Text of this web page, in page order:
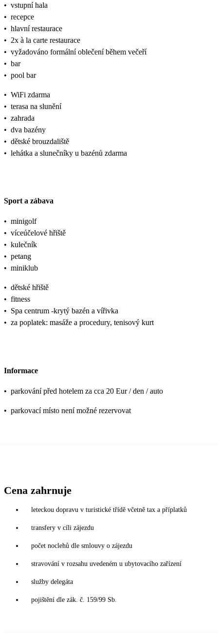
• vstupní hala
• recepce
• hlavní restaurace
• 2x à la carte restaurace
• vyžadováno formální oblečení během večeří
• bar
• pool bar
• WiFi zdarma
• terasa na slunění
• zahrada
• dva bazény
• dětské brouzdaliště
• lehátka a slunečníky u bazénů zdarma
Sport a zábava
• minigolf
• víceúčelové hřiště
• kulečník
• petang
• miniklub
• dětské hřiště
• fitness
• Spa centrum -krytý bazén a vířivka
• za poplatek: masáže a procedury, tenisový kurt
Informace
• parkování před hotelem za cca 20 Eur / den / auto
• parkovací místo není možné rezervovat
Cena zahrnuje
leteckou dopravu v turistické třídě včetně tax a příplatků
transfery v cíli zájezdu
počet noclehů dle smlouvy o zájezdu
stravování v rozsahu uvedeném u ubytovacího zařízení
služby delegáta
pojištění dle zák. č. 159/99 Sb.